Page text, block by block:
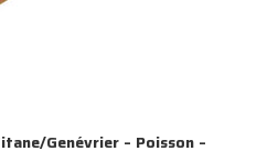
Genévrier – Poisson –